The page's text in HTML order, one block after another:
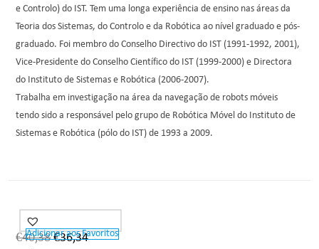
e Controlo) do IST. Tem uma longa experiência de ensino nas áreas da
Teoria dos Sistemas, do Controlo e da Robótica ao nível graduado e pós-
graduado. Foi membro do Conselho Directivo do IST (1991-1992, 2001),
Vice-Presidente do Conselho Científico do IST (1999-2000) e Directora
do Instituto de Sistemas e Robótica (2006-2007).
Trabalha em investigação na área da navegação de robots móveis
tendo sido a responsável pelo grupo de Robótica Móvel do Instituto de
Sistemas e Robótica (pólo do IST) de 1993 a 2009.
Adicionar aos Favoritos
€40,38 €36,34